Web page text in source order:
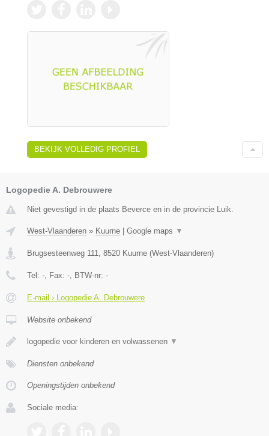
BEKIJK VOLLEDIG PROFIEL
Logopedie A. Debrouwere
Niet gevestigd in de plaats Beverce en in de provincie Luik.
West-Vlaanderen » Kuurne | Google maps ▼
Brugsesteenweg 111 8520 Kuurne (West-Vlaanderen)
Tel: - , Fax: - , BTW-nr: -
E-mail › Logopedie A. Debrouwere
Website onbekend
logopedie voor kinderen en volwassenen ▼
Diensten onbekend
Openingstijden onbekend
Sociale media: